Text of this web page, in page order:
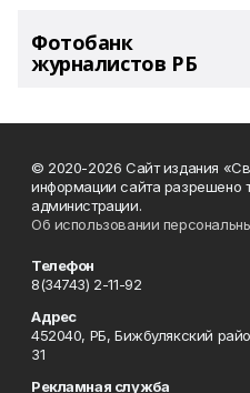
Фотобанк
журналистов РБ
© 2020-2026 Сайт издания
информации сайта разрешено
администрации.
Об использовании
Телефон
8(34743) 2-11-92
Адрес
452040, РБ, Бижбулякский
31
Рекламная служба